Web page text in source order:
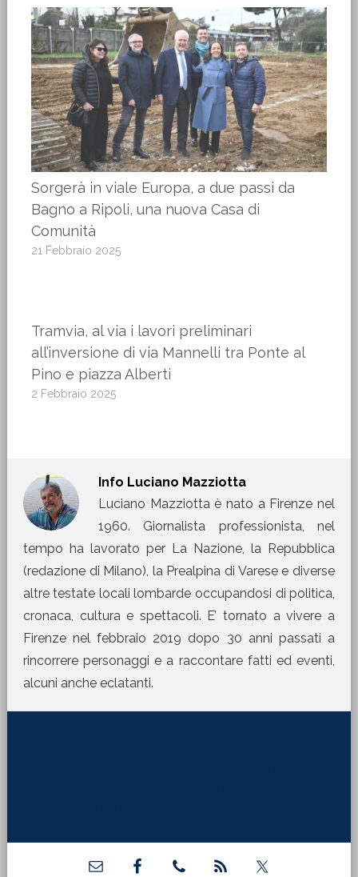
Sorgerà in viale Europa, a due passi da
Bagno a Ripoli, una nuova Casa di
Comunità
21 Febbraio 2025
Tramvia, al via i lavori preliminari
all’inversione di via Mannelli tra Ponte al
Pino e piazza Alberti
2 Febbraio 2025
Info Luciano Mazziotta
Luciano Mazziotta è nato a Firenze nel
1960. Giornalista professionista, nel
tempo ha lavorato per La Nazione, la Repubblica
(redazione di Milano), la Prealpina di Varese e diverse
altre testate locali lombarde occupandosi di politica,
cronaca, cultura e spettacoli. E’ tornato a vivere a
Firenze nel febbraio 2019 dopo 30 anni passati a
rincorrere personaggi e a raccontare fatti ed eventi,
alcuni anche eclatanti.